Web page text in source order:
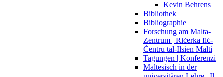
Kevin Behrens
Bibliothek
Bibliographie
Forschung am Malta-
Zentrum | Riċerka fiċ-
Ċentru tal-Ilsien Malti
Tagungen | Konferenzi
Maltesisch in der